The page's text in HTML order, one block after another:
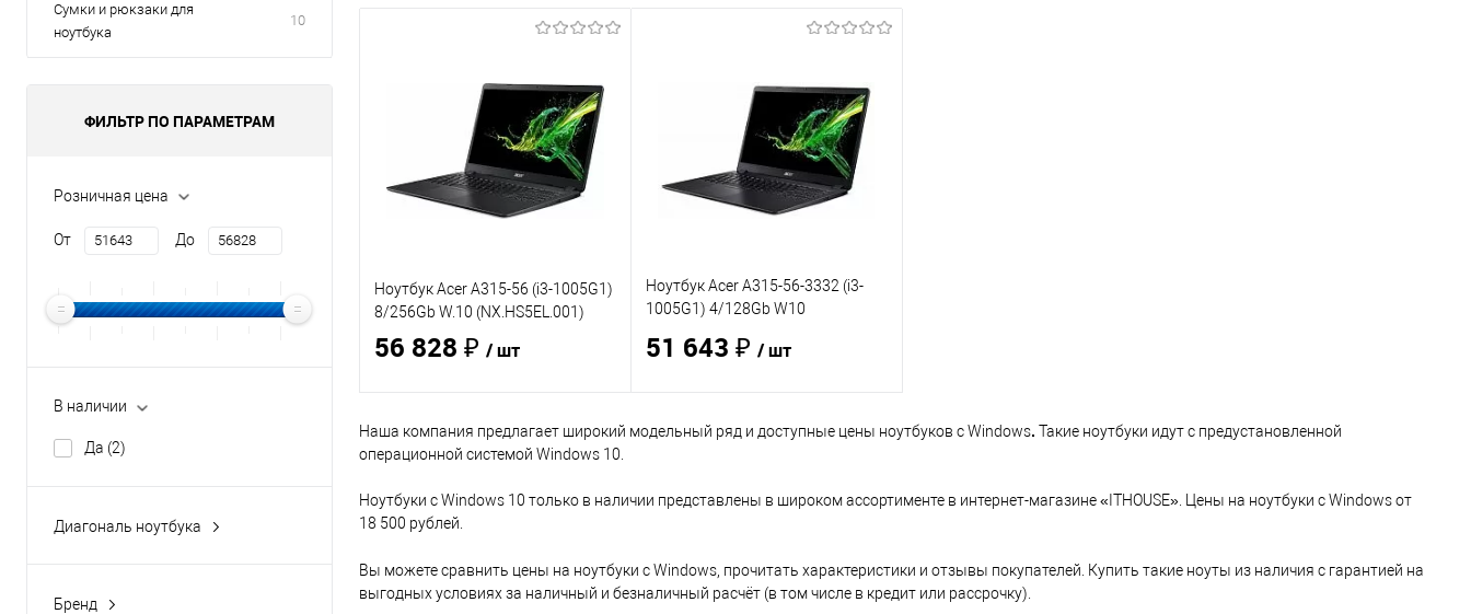
Сумки и рюкзаки для
ноутбука
10
ФИЛЬТР ПО ПАРАМЕТРАМ
Розничная цена
От До
В наличии
Да (2)
Диагональ ноутбука
Бренд
Ноутбук Acer A315-56 (i3-1005G1)
8/256Gb W.10 (NX.HS5EL.001)
56 828 ₽ / шт
В корзину
Купить в 1 клик
Сравнение
В избранное
Ноутбук Acer A315-56-3332 (i3-
1005G1) 4/128Gb W10
51 643 ₽ / шт
В корзину
Купить в 1 клик
Сравнение
Наша компания предлагает широкий модельный ряд и доступные цены ноутбуков с Windows. Такие ноутбуки идут с предустановленной
операционной системой Windows 10.
Ноутбуки с Windows 10 только в наличии представлены в широком ассортименте в интернет-магазине «ITHOUSE». Цены на ноутбуки с Windows от
18 500 рублей.
Вы можете сравнить цены на ноутбуки с Windows, прочитать характеристики и отзывы покупателей. Купить такие ноуты из наличия с гарантией на
выгодных условиях за наличный и безналичный расчёт (в том числе в кредит или рассрочку).